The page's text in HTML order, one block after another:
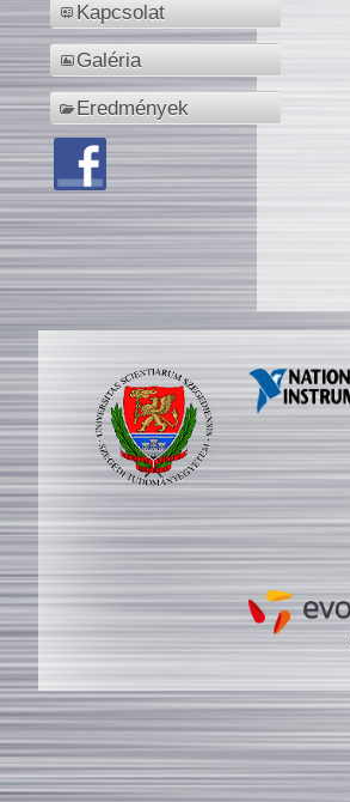
Kapcsolat
Galéria
Eredmények